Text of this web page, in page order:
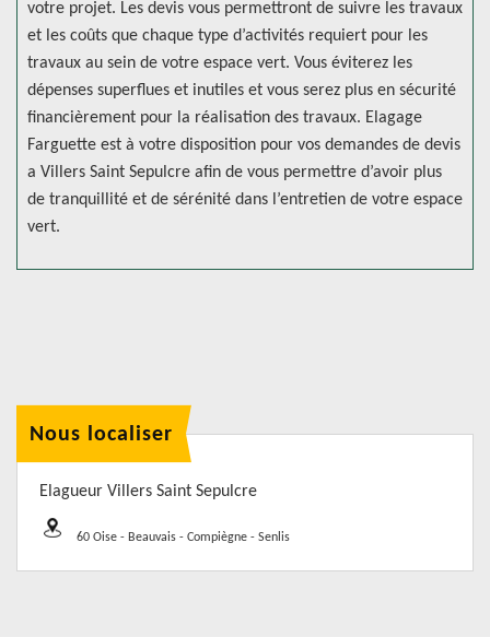
votre projet. Les devis vous permettront de suivre les travaux
et les coûts que chaque type d’activités requiert pour les
travaux au sein de votre espace vert. Vous éviterez les
dépenses superflues et inutiles et vous serez plus en sécurité
financièrement pour la réalisation des travaux. Elagage
Farguette est à votre disposition pour vos demandes de devis
a Villers Saint Sepulcre afin de vous permettre d’avoir plus
de tranquillité et de sérénité dans l’entretien de votre espace
vert.
Nous localiser
Elagueur Villers Saint Sepulcre
60 Oise - Beauvais - Compiègne - Senlis